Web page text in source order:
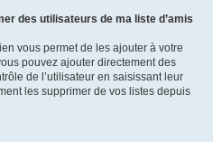
des utilisateurs de ma liste d’amis
vous permet de les ajouter à votre
pouvez ajouter directement des
de l’utilisateur en saisissant leur
les supprimer de vos listes depuis